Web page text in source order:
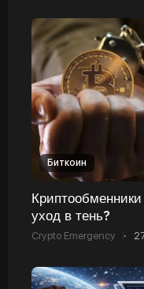
Биткоин
уход в тень?
Crypto Emergency ·